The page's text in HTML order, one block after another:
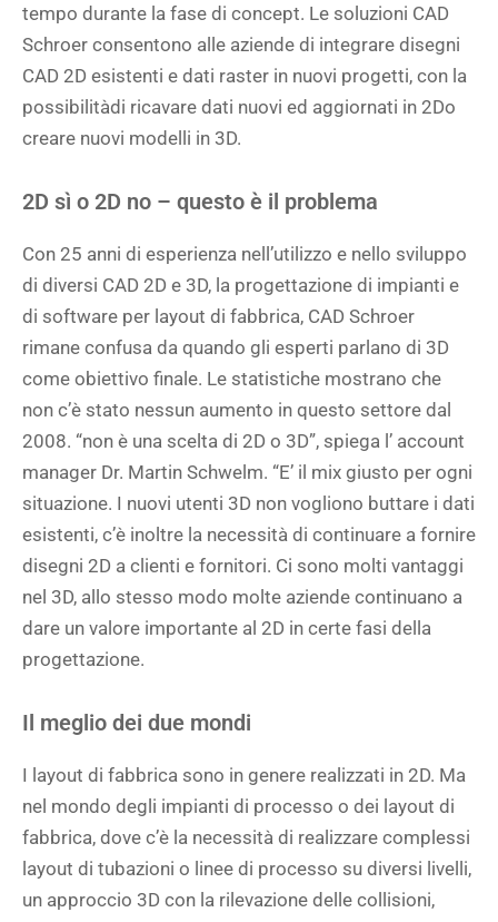
tempo durante la fase di concept. Le soluzioni CAD
Schroer consentono alle aziende di integrare disegni
CAD 2D esistenti e dati raster in nuovi progetti, con la
possibilitàdi ricavare dati nuovi ed aggiornati in 2Do
creare nuovi modelli in 3D.
2D sì o 2D no – questo è il problema
Con 25 anni di esperienza nell’utilizzo e nello sviluppo
di diversi CAD 2D e 3D, la progettazione di impianti e
di software per layout di fabbrica, CAD Schroer
rimane confusa da quando gli esperti parlano di 3D
come obiettivo finale. Le statistiche mostrano che
non c’è stato nessun aumento in questo settore dal
2008. “non è una scelta di 2D o 3D”, spiega l’ account
manager Dr. Martin Schwelm. “E’ il mix giusto per ogni
situazione. I nuovi utenti 3D non vogliono buttare i dati
esistenti, c’è inoltre la necessità di continuare a fornire
disegni 2D a clienti e fornitori. Ci sono molti vantaggi
nel 3D, allo stesso modo molte aziende continuano a
dare un valore importante al 2D in certe fasi della
progettazione.
Il meglio dei due mondi
I layout di fabbrica sono in genere realizzati in 2D. Ma
nel mondo degli impianti di processo o dei layout di
fabbrica, dove c’è la necessità di realizzare complessi
layout di tubazioni o linee di processo su diversi livelli,
un approccio 3D con la rilevazione delle collisioni,